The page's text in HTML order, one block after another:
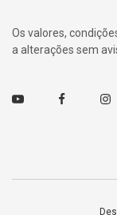
Os valores,
a alterações sem
Youtube Facebook